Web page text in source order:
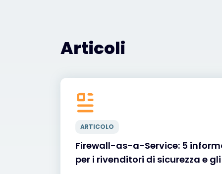
Articoli
ARTICOLO
Firewall-as-a-Service: 5
per i rivenditori di sicurezza e gli